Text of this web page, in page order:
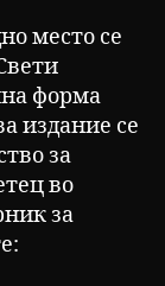
место се
форма
издание се
за
во
за